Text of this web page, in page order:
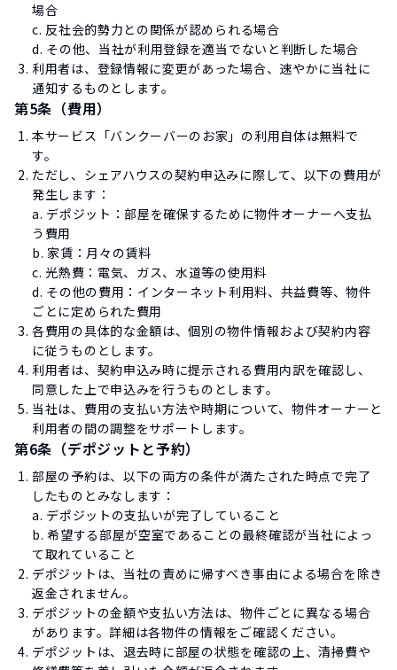
場合
c. 反社会的勢力との関係が認められる場合
d. その他、当社が利用登録を適当でないと判断した場合
利用者は、登録情報に変更があった場合、速やかに当社に
通知するものとします。
第5条（費用）
本サービス「バンクーバーのお家」の利用自体は無料で
す。
ただし、シェアハウスの契約申込みに際して、以下の費用が
発生します：
a. デポジット：部屋を確保するために物件オーナーへ支払
う費用
b. 家賃：月々の賃料
c. 光熱費：電気、ガス、水道等の使用料
d. その他の費用：インターネット利用料、共益費等、物件
ごとに定められた費用
各費用の具体的な金額は、個別の物件情報および契約内容
に従うものとします。
利用者は、契約申込み時に提示される費用内訳を確認し、
同意した上で申込みを行うものとします。
当社は、費用の支払い方法や時期について、物件オーナーと
利用者の間の調整をサポートします。
第6条（デポジットと予約）
部屋の予約は、以下の両方の条件が満たされた時点で完了
したものとみなします：
a. デポジットの支払いが完了していること
b. 希望する部屋が空室であることの最終確認が当社によっ
て取れていること
デポジットは、当社の責めに帰すべき事由による場合を除き
返金されません。
デポジットの金額や支払い方法は、物件ごとに異なる場合
があります。詳細は各物件の情報をご確認ください。
デポジットは、退去時に部屋の状態を確認の上、清掃費や